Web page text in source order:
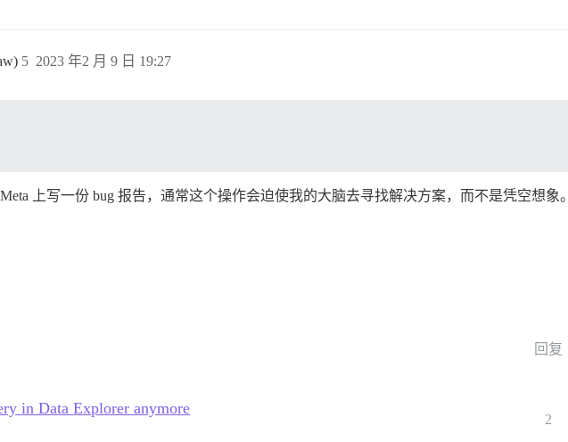
2023 年2 月 9 日 19:27
5
上写一份 bug 报告，通常这个操作会迫使我的大脑去寻找解决方案，而不是凭空想象。
回复
in Data Explorer anymore
2